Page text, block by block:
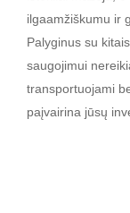
ilgaamžiškumu ir
Palyginus su
saugojimui
transportuojami
paįvairina jūsų